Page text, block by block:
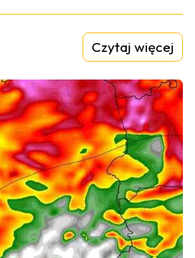
Czytaj więcej